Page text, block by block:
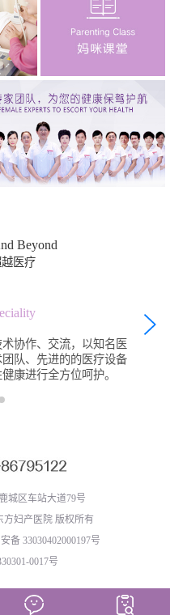
Beyond
医疗
协作、交流，以知名医
队、先进的的医疗设备
康进行全方位呵护。
城区车站大道79号
方妇产医院 版权所有
备 33030402000197号
0017号